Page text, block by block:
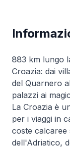
883 km lungo
Croazia: dai
del Quarnero
palazzi ai
La Croazia è
per i viaggi in
coste calcaree
dell'Adriatico,